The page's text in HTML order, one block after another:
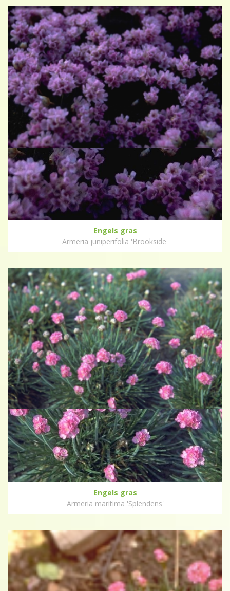
Engels gras
Armeria juniperifolia 'Brookside'
Engels gras
Armeria maritima 'Splendens'